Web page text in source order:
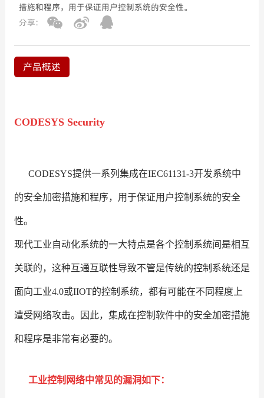
措施和程序，用于保证用户控制系统的安全性。
分享:
产品概述
CODESYS Security
CODESYS提供一系列集成在IEC61131-3开发系统中
的安全加密措施和程序，用于保证用户控制系统的安全
性。
现代工业自动化系统的一大特点是各个控制系统间是相互
关联的，这种互通互联性导致不管是传统的控制系统还是
面向工业4.0或IIOT的控制系统，都有可能在不同程度上
遭受网络攻击。因此，集成在控制软件中的安全加密措施
和程序是非常有必要的。
工业控制网络中常见的漏洞如下：